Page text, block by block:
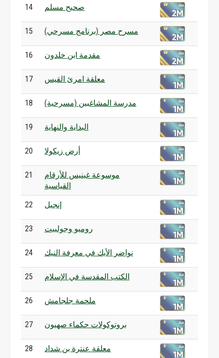
14 صحيح مسلم
15 مسرح مصر (برنامج مسرحي)
16 مقدمة ابن خلدون
17 معلقة امرئ القيس
18 مدرسة المشاغبين (مسرحية)
19 البداية والنهاية
20 أرض زيكولا
21
موسوعة غينيس للأرقام
القياسية
22 إنجيل
23 روميو وجولييت
24 نواضر الأيك في معرفة النيك
25 الكتب المقدسة في الإسلام
26 ملحمة جلجامش
27 بروتوكولات حكماء صهيون
28 معلقة عنترة بن شداد